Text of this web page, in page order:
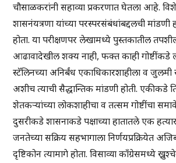
चौसाळकरांनी सहाव्या प्रकरणात घेतला आहे.
शासनंयत्रणा यांच्या परस्परसंबंधांबद्दलची मांडणी
होता. या परीक्षणपर लेखामध्ये पुस्तकातील
आढावादेखील शक्य नाही, फक्त काही
स्टॅलिनच्या अनिर्बंध एकाधिकारशाहीला व जुलमी
अशीच त्याची सैद्धान्तिक मांडणी होती. एकीकडे
शेतकऱ्यांच्या लोकशाहीचा व तत्सम गोष्टींचा
दुसरीकडे शासनाकडे पक्षाच्या हातातले एक
जनतेच्या सक्रिय सहभागाला निर्णयप्रक्रियेत
दृष्टिकोन त्यामागे होता. विसाव्या काँग्रेसमध्ये